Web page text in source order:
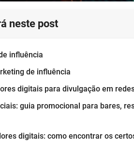
neste post
influência
de influência
digitais para divulgação em
guia promocional para bares,
digitais: como encontrar os